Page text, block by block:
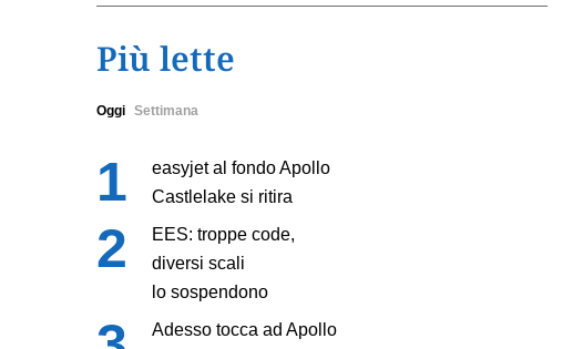
Più lette
Oggi Settimana
easyjet al fondo Apollo
Castlelake si ritira
EES: troppe code,
diversi scali
lo sospendono
Adesso tocca ad Apollo